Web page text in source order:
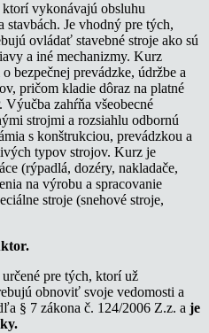
vykonávajú obsluhu
stavbách. Je vhodný pre tých,
ovládať stavebné stroje ako sú
a iné mechanizmy. Kurz
bezpečnej prevádzke, údržbe a
pričom kladie dôraz na platné
Výučba zahŕňa všeobecné
strojmi a rozsiahlu odbornú
s konštrukciou, prevádzkou a
typov strojov. Kurz je
(rýpadlá, dozéry, nakladače,
na výrobu a spracovanie
stroje (snehové stroje,
určené pre tých, ktorí už
obnoviť svoje vedomosti a
§ 7 zákona č. 124/2006 Z.z. a je